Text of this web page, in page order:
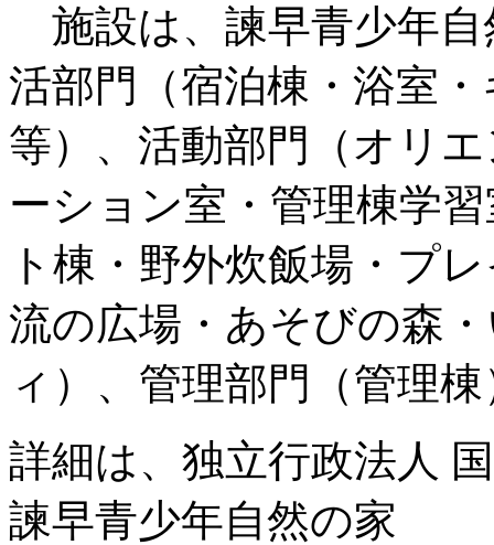
施設は、諫早青少年自
活部門（宿泊棟・浴室
等）、活動部門（オリ
ーション室・管理棟学
ト棟・野外炊飯場・プ
流の広場・あそびの森
ィ）、管理部門（管理
詳細は、独立行政法人
諫早青少年自然の家